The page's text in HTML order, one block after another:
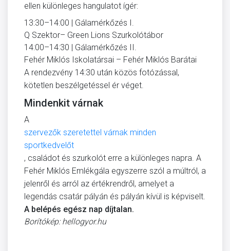
ellen különleges hangulatot ígér:
13:30–14:00 | Gálamérkőzés I.
Q Szektor– Green Lions Szurkolótábor
14:00–14:30 | Gálamérkőzés II.
Fehér Miklós Iskolatársai – Fehér Miklós Barátai
A rendezvény 14:30 után közös fotózással,
kötetlen beszélgetéssel ér véget.
Mindenkit várnak
A
szervezők szeretettel várnak minden
sportkedvelőt
, családot és szurkolót erre a különleges napra. A
Fehér Miklós Emlékgála egyszerre szól a múltról, a
jelenről és arról az értékrendről, amelyet a
legendás csatár pályán és pályán kívül is képviselt.
A belépés egész nap díjtalan.
Borítókép: hellogyor.hu